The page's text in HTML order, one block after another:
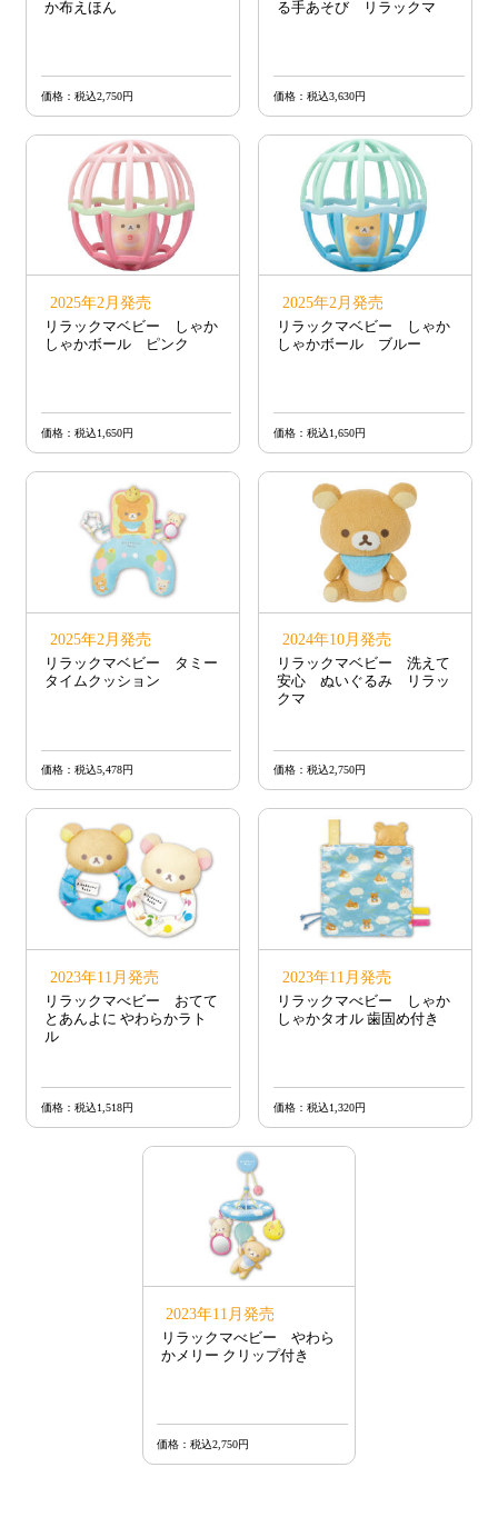
か布えほん
価格：税込2,750円
る手あそび リラックマ
価格：税込3,630円
2025年2月発売
リラックマベビー しゃか
しゃかボール ピンク
価格：税込1,650円
2025年2月発売
リラックマベビー しゃか
しゃかボール ブルー
価格：税込1,650円
2025年2月発売
リラックマベビー タミー
タイムクッション
価格：税込5,478円
2024年10月発売
リラックマベビー 洗えて
安心 ぬいぐるみ リラッ
クマ
価格：税込2,750円
2023年11月発売
リラックマべビー おてて
とあんよに やわらかラト
ル
価格：税込1,518円
2023年11月発売
リラックマべビー しゃか
しゃかタオル 歯固め付き
価格：税込1,320円
2023年11月発売
リラックマべビー やわら
かメリー クリップ付き
価格：税込2,750円